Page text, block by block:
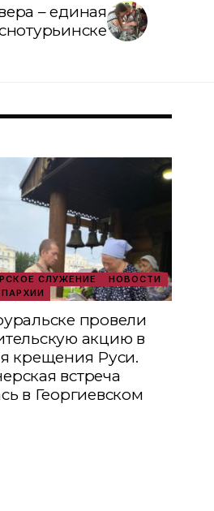
– единая
СЛУЖЕНИЕ
НОВОСТИ
провели
акцию в
крещения Руси.
встреча
в Георгиевском